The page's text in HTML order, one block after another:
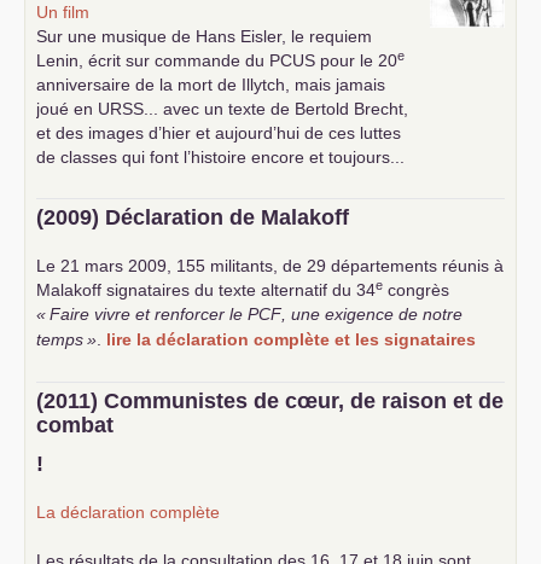
Un film
Sur une musique de Hans Eisler, le requiem
Lenin, écrit sur commande du PCUS pour le 20e
anniversaire de la mort de Illytch, mais jamais
joué en URSS ... avec un texte de Bertold Brecht,
et des images d’hier et aujourd’hui de ces luttes
de classes qui font l’histoire encore et toujours...
(2009) Déclaration de Malakoff
Le 21 mars 2009, 155 militants, de 29 départements réunis à
Malakoff signataires du texte alternatif du 34e congrès
«Faire vivre et renforcer le PCF , une exigence de notre
temps» lire la déclaration complète et les signataires
(2011) Communistes de cœur, de raison et de
combat
!
La déclaration complète
Les résultats de la consultation des 16, 17 et 18 juin sont